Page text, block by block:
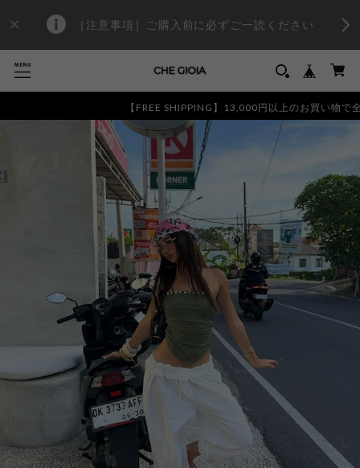
［注意事項］ご購入前に必ずご一読ください
【FREE SHIPPING】13,000円以上のお買い物で全国